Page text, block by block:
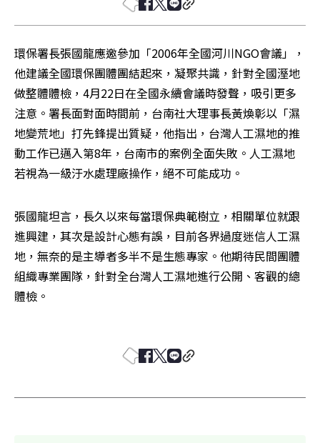
環保署長張國龍應邀參加「2006年全國河川NGO會議」，
他建議全國環保團體團結起來，凝聚共識，針對全國溼地
做整體體檢，4月22日在全國永續會議時發聲，吸引更多
注意。署長面對面時間前，台南社大理事長黃煥彰以「濕
地變荒地」打先鋒提出質疑，他指出，台灣人工濕地的推
動工作已邁入第8年，台南市的案例全面失敗。人工濕地
若視為一級汙水處理廠操作，絕不可能成功。
張國龍坦言，長久以來每當環保典範樹立，相關單位就跟
進興建，其次是設計心態有誤，目前各界過度迷信人工濕
地，無奈的是主導者多半不是生態專家。他期待民間團體
組織專業團隊，針對全台灣人工濕地進行公開、客觀的總
體檢。